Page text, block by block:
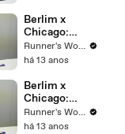
Berlim x
Chicago:
Video 6 - A
LARGADA
Runner's World Brasil
há 13 anos
Berlim x
Chicago:
Video 5 -
HIDRATAÇÃO
Runner's World Brasil
há 13 anos